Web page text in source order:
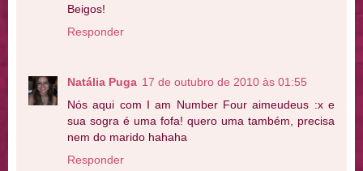
Beigos!
Responder
Natália Puga 17 de outubro de 2010 às 01:55
Nós aqui com I am Number Four aimeudeus :x e
sua sogra é uma fofa! quero uma também, precisa
nem do marido hahaha
Responder